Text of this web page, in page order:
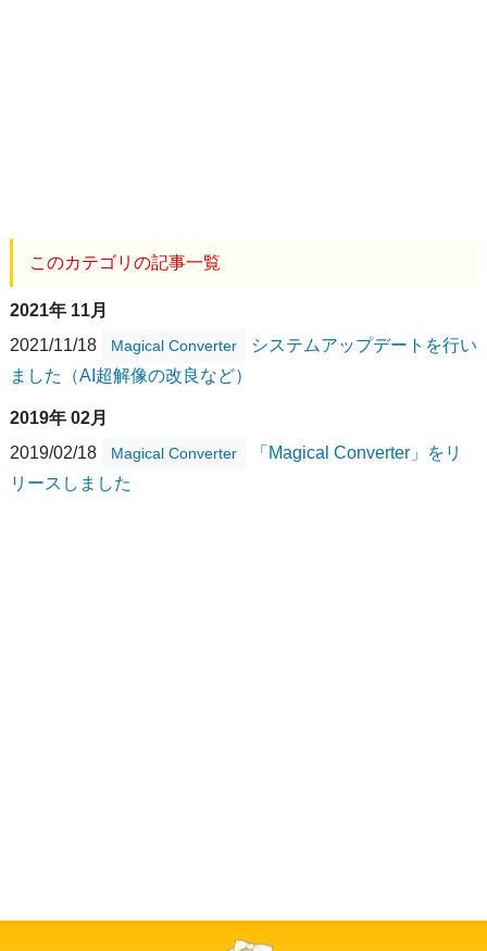
このカテゴリの記事一覧
2021年 11月
2021/11/18
Magical Converter
システムアップデートを行い
ました（AI超解像の改良など）
2019年 02月
2019/02/18
Magical Converter
「Magical Converter」をリ
リースしました